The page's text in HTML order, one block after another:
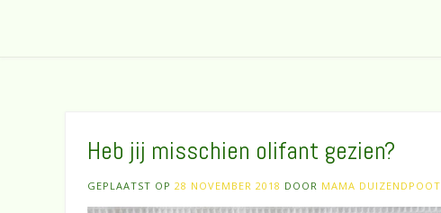
Heb jij misschien olifant gezien?
GEPLAATST OP 28 NOVEMBER 2018 DOOR MAMA DUIZENDPOOT